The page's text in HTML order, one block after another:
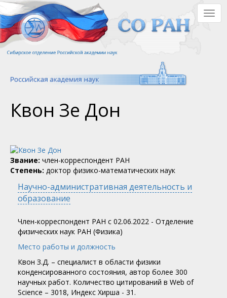
Перейти
к
основному
содержанию
Квон Зе Дон
Звание: член-корреспондент РАН
Степень: доктор физико-математических наук
Научно-административная деятельность и
образование
Член-корреспондент РАН c 02.06.2022 - Отделение
физических наук РАН (Физика)
Место работы и должность
Квон З.Д. – специалист в области физики
конденсированного состояния, автор более 300
научных работ. Количество цитирований в Web of
Science – 3018, Индекс Хирша - 31.